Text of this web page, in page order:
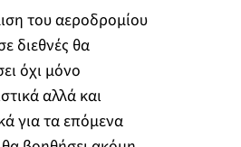
του αεροδρομίου
διεθνές θα
όχι μόνο
αλλά και
για τα επόμενα